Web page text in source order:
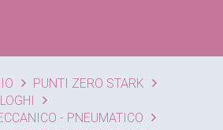
PUNTI ZERO STARK
- PNEUMATICO